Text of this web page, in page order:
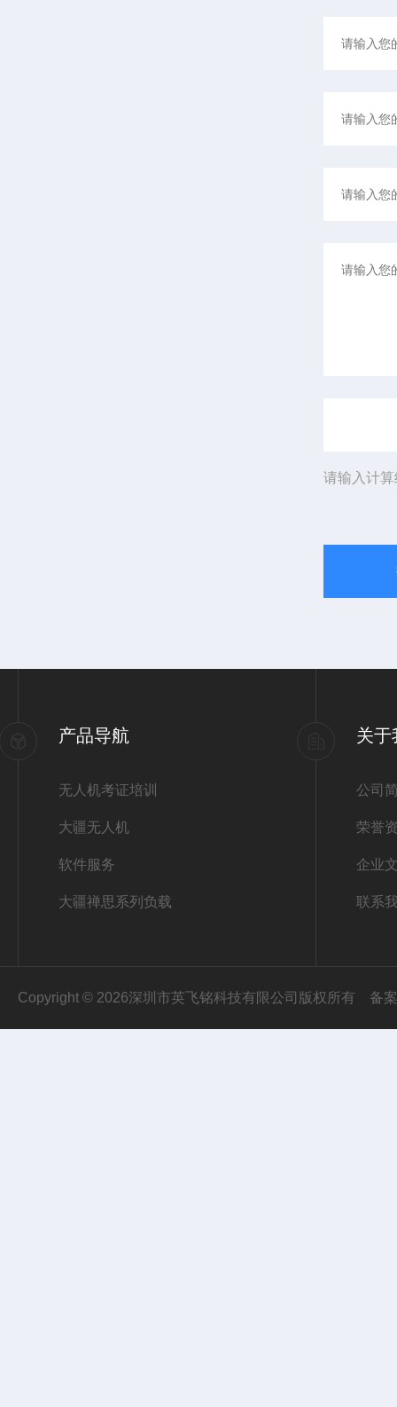
请输入计
产品导航
无人机考证培训
大疆无人机
软件服务
大疆禅思系列负载
关于
公司
荣誉
企业
联系
Copyright © 2026深圳市英飞铭科技有限公司版权所有 备